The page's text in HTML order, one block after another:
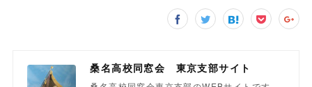
桑名高校同窓会 東京支部サイト